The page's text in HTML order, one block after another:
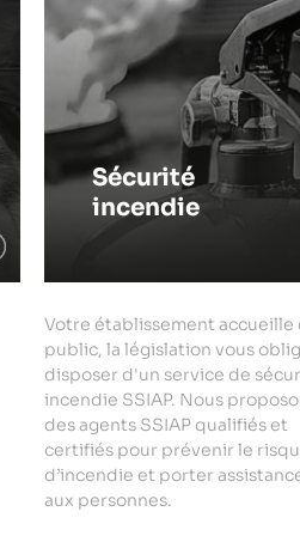
Sécurité
incendie
Votre établissement accueille
public, la législation vous
disposer d'un service de
incendie SSIAP. Nous
des agents SSIAP qualifiés et
certifiés pour prévenir le
d’incendie et porter
aux personnes.